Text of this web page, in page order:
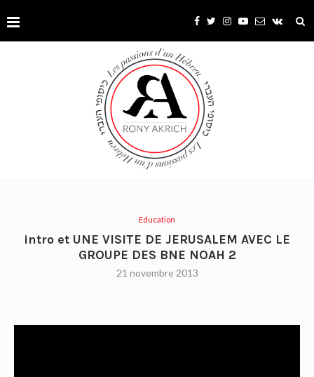
Education
intro et UNE VISITE DE JERUSALEM AVEC LE
GROUPE DES BNE NOAH 2
21 novembre 2013